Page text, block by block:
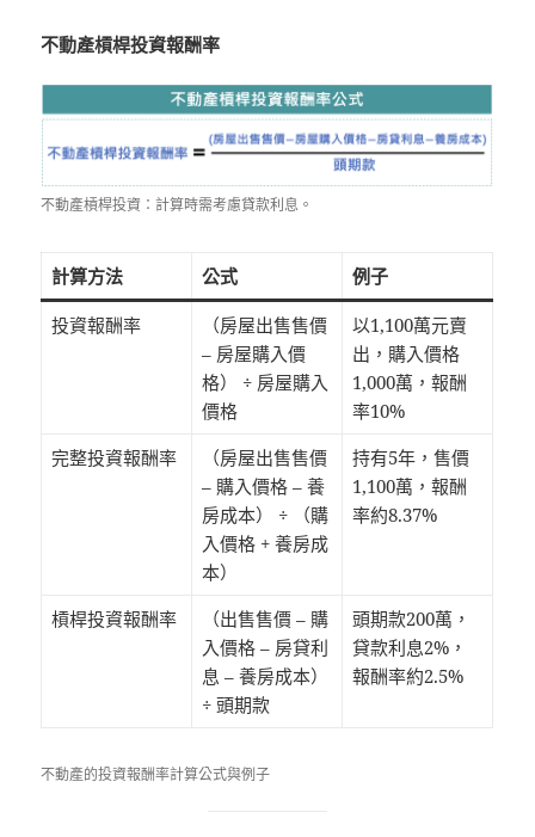
不動產槓桿投資報酬率
不動產槓桿投資：計算時需考慮貸款利息。
計算方法 公式 例子
投資報酬率
（房屋出售售價
– 房屋購入價
格） ÷ 房屋購入
價格
以1,100萬元賣
出，購入價格
1,000萬，報酬
率10%
完整投資報酬率
（房屋出售售價
– 購入價格 – 養
房成本） ÷ （購
入價格 + 養房成
本）
持有5年，售價
1,100萬，報酬
率約8.37%
槓桿投資報酬率
（出售售價 – 購
入價格 – 房貸利
息 – 養房成本）
÷ 頭期款
頭期款200萬，
貸款利息2%，
報酬率約2.5%
不動產的投資報酬率計算公式與例子